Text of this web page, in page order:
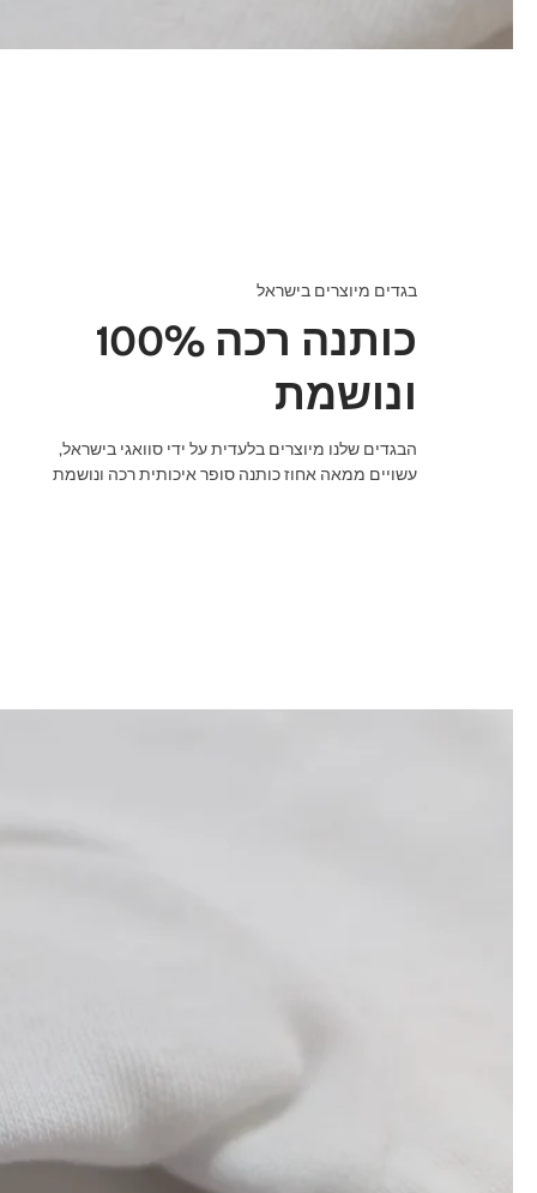
בגדים מיוצרים בישראל
100% כותנה רכה
ונושמת
הבגדים שלנו מיוצרים בלעדית על ידי סוואגי בישראל,
עשויים ממאה אחוז כותנה סופר איכותית רכה ונושמת